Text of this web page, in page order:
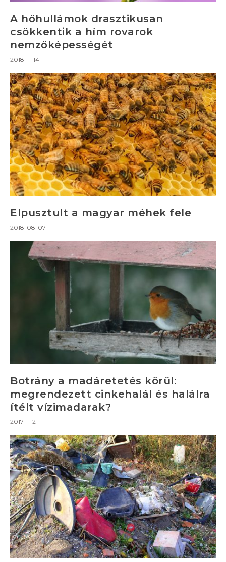
A hőhullámok drasztikusan
csökkentik a hím rovarok
nemzőképességét
2018-11-14
Elpusztult a magyar méhek fele
2018-08-07
Botrány a madáretetés körül:
megrendezett cinkehalál és halálra
ítélt vízimadarak?
2017-11-21